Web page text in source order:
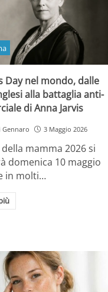
Day nel mondo, dalle
alla battaglia anti-
di Anna Jarvis
Gennaro 3 Maggio 2026
della mamma 2026 si
domenica 10 maggio
in molti…